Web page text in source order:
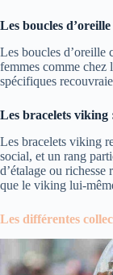
Les boucles d’oreille
Les boucles d’oreille
femmes comme chez
spécifiques
Les bracelets viking
Les bracelets viking
social, et un rang
d’étalage ou
que le viking lui-
Les différentes